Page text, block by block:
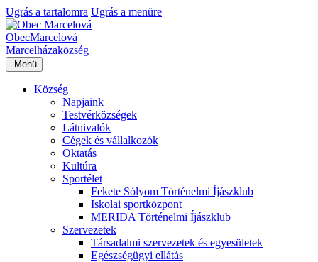
Ugrás a tartalomra Ugrás a menüre
ObecMarcelová
Marcelházaközség
Menü
Község
Napjaink
Testvérközségek
Látnivalók
Cégek és vállalkozók
Oktatás
Kultúra
Sportélet
Fekete Sólyom Történelmi Íjászklub
Iskolai sportközpont
MERIDA Történelmi Íjászklub
Szervezetek
Társadalmi szervezetek és egyesületek
Egészségügyi ellátás